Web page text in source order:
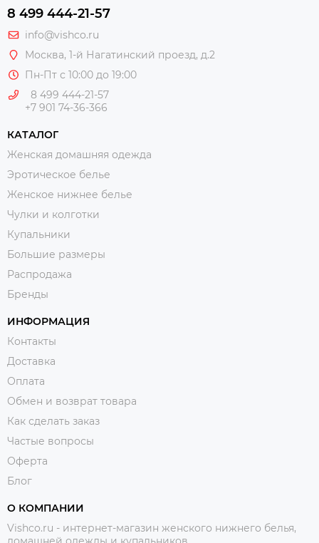
8 499 444-21-57
info@vishco.ru
Москва, 1-й Нагатинский проезд, д.2
Пн-Пт с 10:00 до 19:00
8 499 444-21-57
+7 901 74-36-366
КАТАЛОГ
Женская домашняя одежда
Эротическое белье
Женское нижнее белье
Чулки и колготки
Купальники
Большие размеры
Распродажа
Бренды
ИНФОРМАЦИЯ
Контакты
Доставка
Оплата
Обмен и возврат товара
Как сделать заказ
Частые вопросы
Оферта
Блог
О КОМПАНИИ
Vishco.ru - интернет-магазин женского нижнего белья,